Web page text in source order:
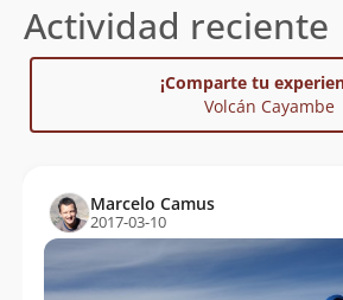
Actividad reciente
¡Comparte tu
Volcán Cayambe
Marcelo Camus
2017-03-10